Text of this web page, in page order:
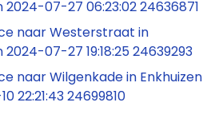
2024-07-27 06:23:02 24636871
naar Westerstraat in
2024-07-27 19:18:25 24639293
naar Wilgenkade in Enkhuizen
22:21:43 24699810